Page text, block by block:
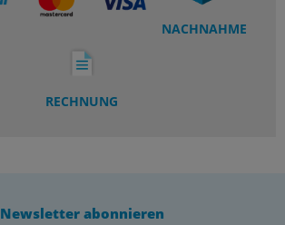
NACHNAHME
RECHNUNG
Newsletter abonnieren